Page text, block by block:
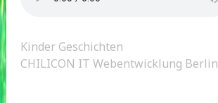
Kinder Geschichten
CHILICON IT Webentwicklung Berlin